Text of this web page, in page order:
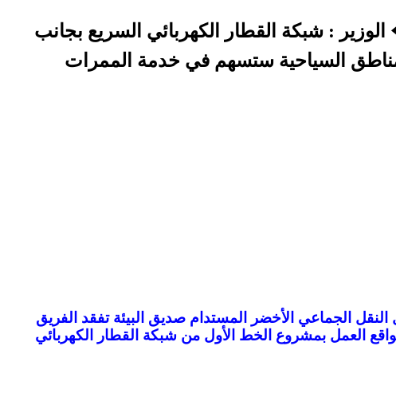
: شبكة القطار الكهربائي السريع بجانب
السياحية ستسهم في خدمة الممرات
الجماعي الأخضر المستدام صديق البيئة تفقد الفريق
العمل بمشروع الخط الأول من شبكة القطار الكهربائي